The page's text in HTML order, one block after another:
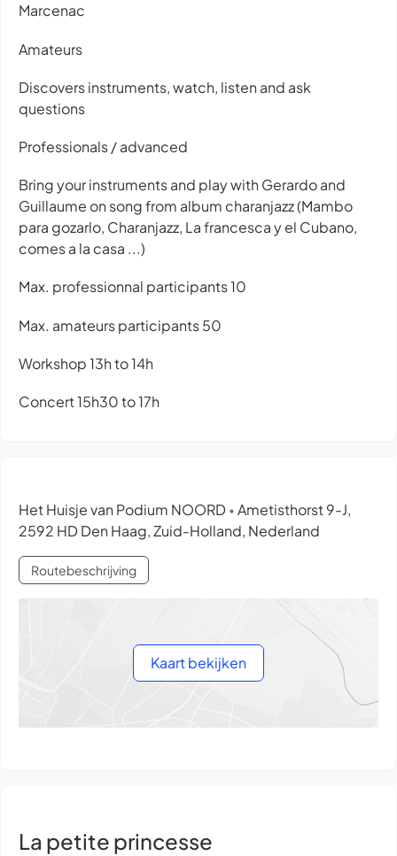
Marcenac
Amateurs
Discovers instruments, watch, listen and ask
questions
Professionals / advanced
Bring your instruments and play with Gerardo and
Guillaume on song from album charanjazz (Mambo
para gozarlo, Charanjazz, La francesca y el Cubano,
comes a la casa ...)
Max. professionnal participants 10
Max. amateurs participants 50
Workshop 13h to 14h
Concert 15h30 to 17h
Het Huisje van Podium NOORD • Ametisthorst 9-J,
2592 HD Den Haag, Zuid-Holland, Nederland
Routebeschrijving
Kaart bekijken
La petite princesse